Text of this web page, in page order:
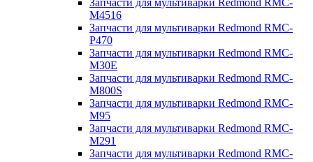
Запчасти для мультиварки Redmond RMC-
M4516
Запчасти для мультиварки Redmond RMC-
P470
Запчасти для мультиварки Redmond RMC-
M30E
Запчасти для мультиварки Redmond RMC-
M800S
Запчасти для мультиварки Redmond RMC-
M95
Запчасти для мультиварки Redmond RMC-
M291
Запчасти для мультиварки Redmond RMC-